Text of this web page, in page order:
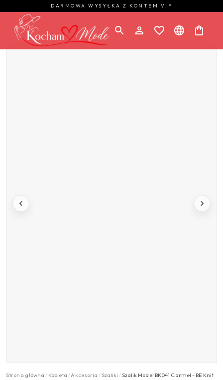
DARMOWA WYSYŁKA Z KONTEM VIP
Strona główna / Kobieta /Akcesoria /Szaliki /Szalik Model BK041 Carmel - BE Knit